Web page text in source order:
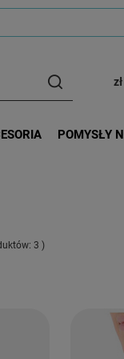
zł
POMYSŁY
3 )